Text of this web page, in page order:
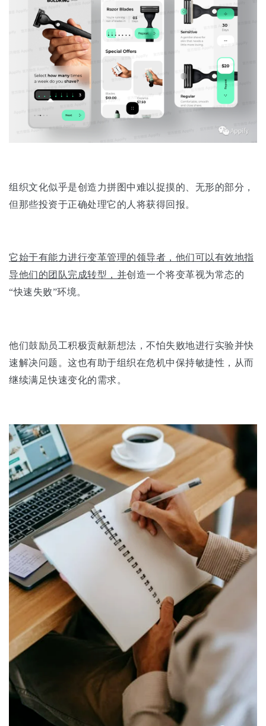
组织文化似乎是创造力拼图中难以捉摸的、无形的部分，
但那些投资于正确处理它的人将获得回报。
它始于有能力进行变革管理的领导者，他们可以有效地指
导他们的团队完成转型，并创造一个将变革视为常态的
“快速失败”环境。
他们鼓励员工积极贡献新想法，不怕失败地进行实验并快
速解决问题。这也有助于组织在危机中保持敏捷性，从而
继续满足快速变化的需求。